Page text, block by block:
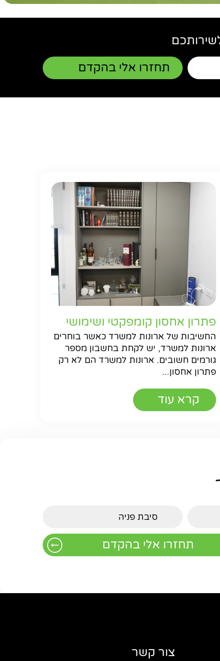
פתרון אחסון קומפקטי ושימושי
החשיבות של ארונות למשרד כאשר בוחרים
ארונות למשרד, יש לקחת בחשבון מספר
גורמים חשובים. ארונות למשרד הם לא רק
פתרון אחסון...
קרא עוד
צור קשר